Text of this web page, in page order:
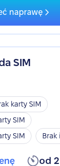
naprawę
SIM
karty SIM
SIM
SIM
od